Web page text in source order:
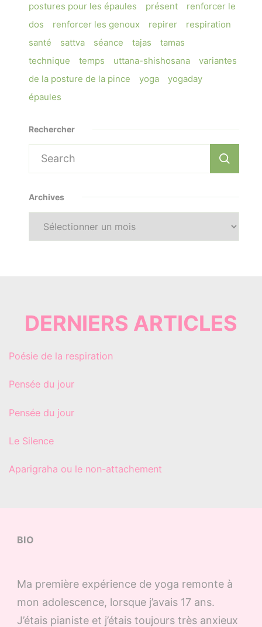
postures pour les épaules
présent
renforcer le
dos
renforcer les genoux repirer
respiration
santé
sattva séance tajas
tamas
technique
temps uttana-shishosana
variantes
de la posture de la pince
yoga
yogaday
épaules
Rechercher
Search
for:
Archives
Archives
DERNIERS ARTICLES
Poésie de la respiration
Pensée du jour
Pensée du jour
Le Silence
Aparigraha ou le non-attachement
BIO
Ma première expérience de yoga remonte à
mon adolescence, lorsque j’avais 17 ans.
J’étais pianiste et j’étais toujours très anxieux